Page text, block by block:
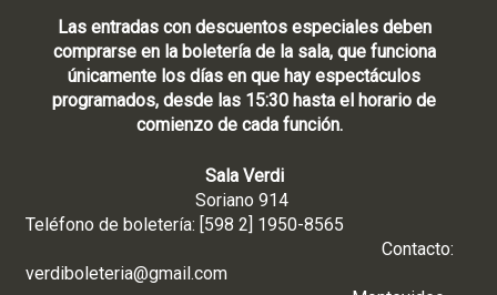
Las entradas con descuentos especiales deben
comprarse en la boletería de la sala, que funciona
únicamente los días en que hay espectáculos
programados, desde las 15:30 hasta el horario de
comienzo de cada función.
Sala Verdi
Soriano 914
Teléfono de boletería: [598 2] 1950-8565
Contacto:
verdiboleteria@gmail.com